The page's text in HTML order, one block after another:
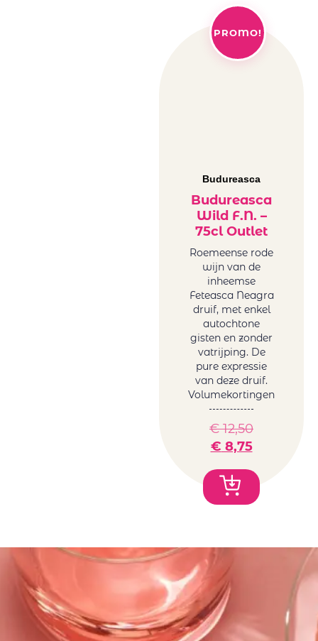
PROMO!
Budureasca
Budureasca
Wild F.N. –
75cl Outlet
Roemeense rode
wijn van de
inheemse
Feteasca Neagra
druif, met enkel
autochtone
gisten en zonder
vatrijping. De
pure expressie
van deze druif.
Volumekortingen
€12,50
€ 8,75